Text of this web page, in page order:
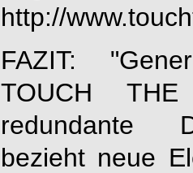
http://
FAZIT: "
TOUCH THE
redundante
bezieht neue